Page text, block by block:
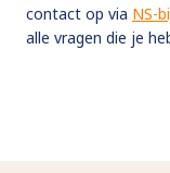
contact op via NS-
alle vragen die je